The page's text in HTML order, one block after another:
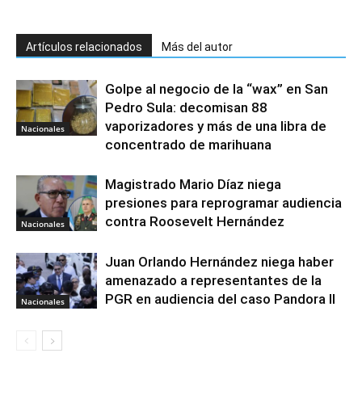
Artículos relacionados Más del autor
Nacionales
Golpe al negocio de la “wax” en San
Pedro Sula: decomisan 88
vaporizadores y más de una libra de
concentrado de marihuana
Nacionales
Magistrado Mario Díaz niega
presiones para reprogramar audiencia
contra Roosevelt Hernández
Nacionales
Juan Orlando Hernández niega haber
amenazado a representantes de la
PGR en audiencia del caso Pandora II